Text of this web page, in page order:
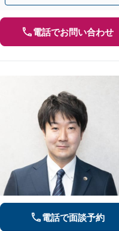
電話でお問い合わせ
電話で面談予約